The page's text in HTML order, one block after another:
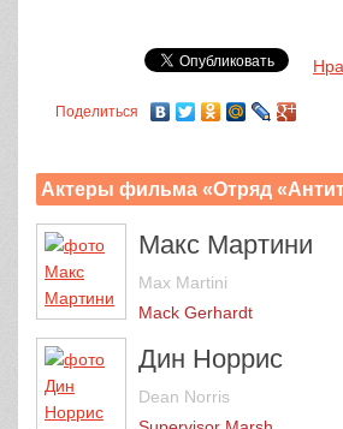
Поделиться
Актеры фильма «Отряд
Макс Мартини
Max Martini
Mack Gerhardt
Дин Норрис
Dean Norris